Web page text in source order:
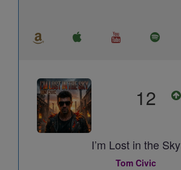
12
I’m Lost in the Sky
Tom Civic